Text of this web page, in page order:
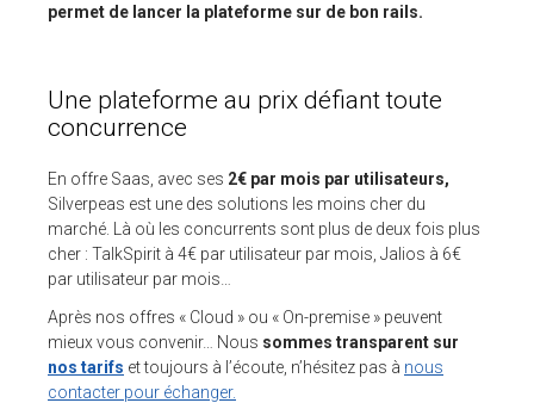
permet de lancer la plateforme sur de bon rails.
Une plateforme au prix défiant toute
concurrence
En offre Saas, avec ses 2€ par mois par utilisateurs,
Silverpeas est une des solutions les moins cher du
marché. Là où les concurrents sont plus de deux fois plus
cher : TalkSpirit à 4€ par utilisateur par mois, Jalios à 6€
par utilisateur par mois…
Après nos offres « Cloud » ou « On-premise » peuvent
mieux vous convenir… Nous sommes transparent sur
nos tarifs et toujours à l’écoute, n’hésitez pas à nous
contacter pour échanger.